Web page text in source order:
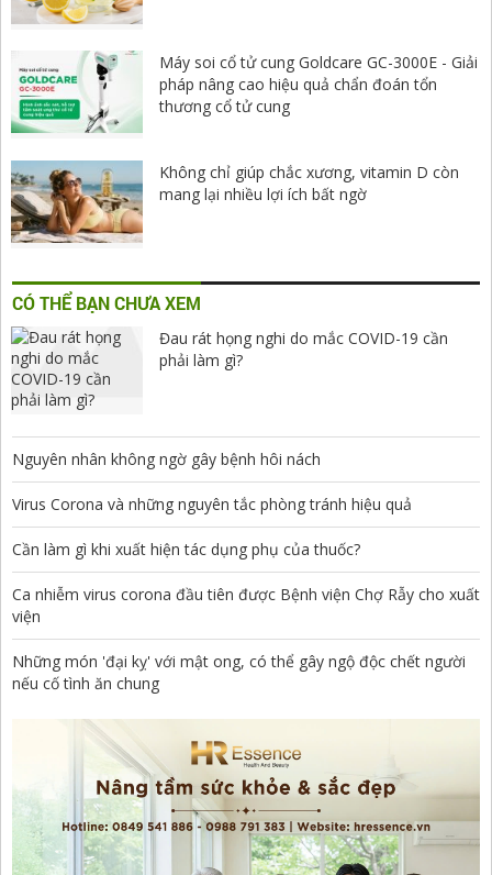
Máy soi cổ tử cung Goldcare GC-3000E - Giải
pháp nâng cao hiệu quả chẩn đoán tổn
thương cổ tử cung
Không chỉ giúp chắc xương, vitamin D còn
mang lại nhiều lợi ích bất ngờ
CÓ THỂ BẠN CHƯA XEM
Đau rát họng nghi do mắc COVID-19 cần
phải làm gì?
Nguyên nhân không ngờ gây bệnh hôi nách
Virus Corona và những nguyên tắc phòng tránh hiệu quả
Cần làm gì khi xuất hiện tác dụng phụ của thuốc?
Ca nhiễm virus corona đầu tiên được Bệnh viện Chợ Rẫy cho xuất
viện
Những món 'đại kỵ' với mật ong, có thể gây ngộ độc chết người
nếu cố tình ăn chung